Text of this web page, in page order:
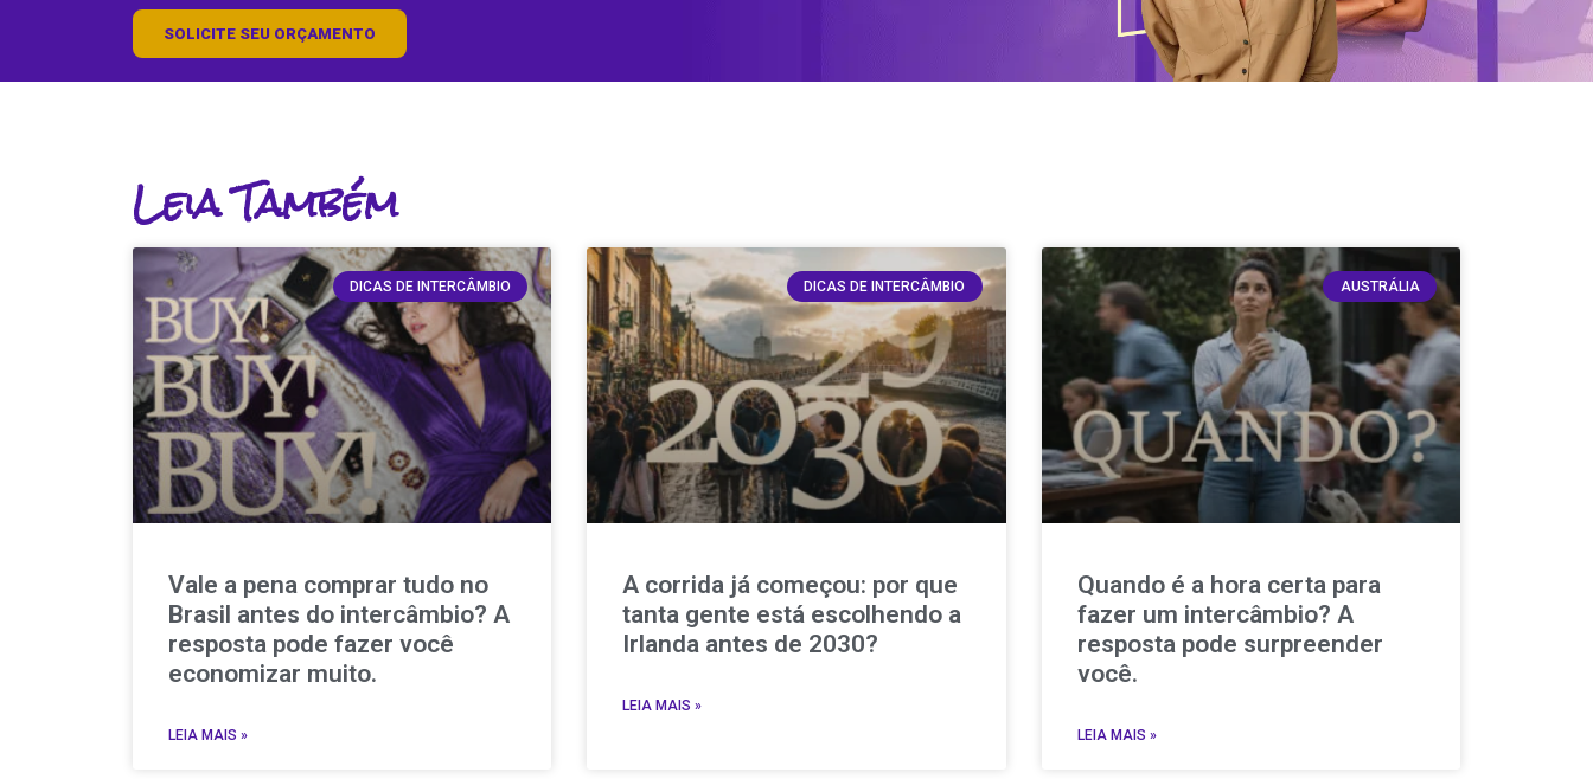
SOLICITE SEU ORÇAMENTO
Leia Também
DICAS DE INTERCÂMBIO
Vale a pena comprar tudo no
Brasil antes do intercâmbio? A
resposta pode fazer você
economizar muito.
LEIA MAIS »
DICAS DE INTERCÂMBIO
A corrida já começou: por que
tanta gente está escolhendo a
Irlanda antes de 2030?
LEIA MAIS »
AUSTRÁLIA
Quando é a hora certa para
fazer um intercâmbio? A
resposta pode surpreender
você.
LEIA MAIS »